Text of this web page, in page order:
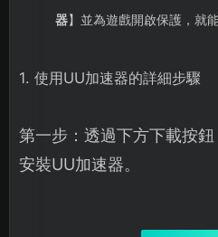
器】並為遊戲開啟保護，就
1. 使用UU加速器的詳細步驟
第一步：透過下方下載按
安裝UU加速器。